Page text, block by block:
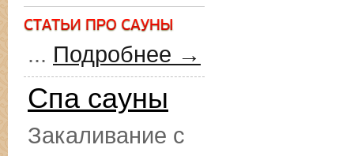
... Подробнее →
Спа сауны
Закаливание с